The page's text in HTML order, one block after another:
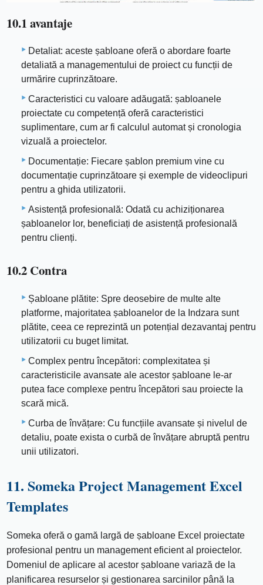
10.1 avantaje
Detaliat: aceste șabloane oferă o abordare foarte
detaliată a managementului de proiect cu funcții de
urmărire cuprinzătoare.
Caracteristici cu valoare adăugată: șabloanele
proiectate cu competență oferă caracteristici
suplimentare, cum ar fi calculul automat și cronologia
vizuală a proiectelor.
Documentație: Fiecare șablon premium vine cu
documentație cuprinzătoare și exemple de videoclipuri
pentru a ghida utilizatorii.
Asistență profesională: Odată cu achiziționarea
șabloanelor lor, beneficiați de asistență profesională
pentru clienți.
10.2 Contra
Șabloane plătite: Spre deosebire de multe alte
platforme, majoritatea șabloanelor de la Indzara sunt
plătite, ceea ce reprezintă un potențial dezavantaj pentru
utilizatorii cu buget limitat.
Complex pentru începători: complexitatea și
caracteristicile avansate ale acestor șabloane le-ar
putea face complexe pentru începători sau proiecte la
scară mică.
Curba de învățare: Cu funcțiile avansate și nivelul de
detaliu, poate exista o curbă de învățare abruptă pentru
unii utilizatori.
11. Someka Project Management Excel
Templates
Someka oferă o gamă largă de șabloane Excel proiectate
profesional pentru un management eficient al proiectelor.
Domeniul de aplicare al acestor șabloane variază de la
planificarea resurselor și gestionarea sarcinilor până la